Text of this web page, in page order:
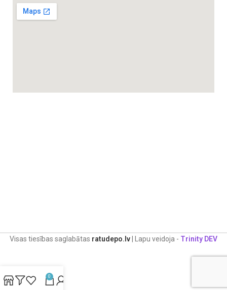
Visas tiesības saglabātas ratudepo.lv | Lapu veidoja - Trinity DEV
0